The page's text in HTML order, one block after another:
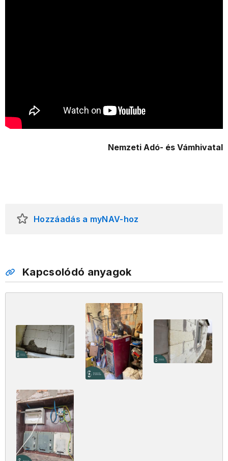
Nemzeti Adó- és Vámhivatal
Hozzáadás a myNAV-hoz
Kapcsolódó anyagok